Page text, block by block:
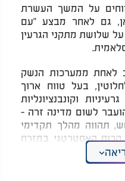
על המשך העשרת
גם לאחר מבצע "עם
שלושת מתקני הגרעין
לאחת ממערכות הנשק
בעל טווח ארוך
וקונבנציונליות
לשום מדינה זרה -
תהווה מהלך תקדימי
הכוח האסטרטגי במזרח